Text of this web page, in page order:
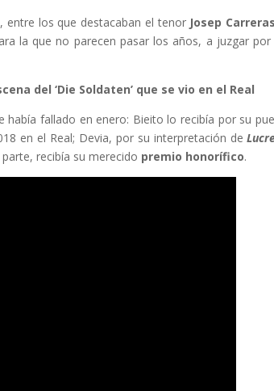
los que destacaban el tenor Josep Carreras
la que no parecen pasar los años, a juzgar por
del ‘Die Soldaten’ que se vio en el Real
fallado en enero: Bieito lo recibía por su
en el Real; Devia, por su interpretación de
recibía su merecido premio honorífico.